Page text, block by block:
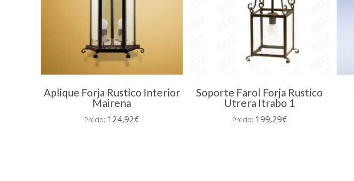
Aplique Forja Rustico Interior
Mairena
Precio: 124,92€
Soporte Farol Forja Rustico
Utrera Itrabo 1
Precio: 199,29€